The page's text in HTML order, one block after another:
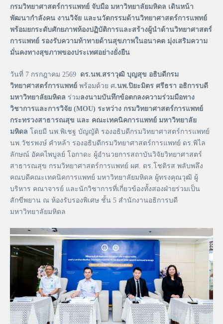
กรมวิทยาศาสตร์การแพทย์ จับมือ มหาวิทยาลัยมหิดล เดินหน้า
พัฒนากำลังคน งานวิจัย และนวัตกรรมด้านวิทยาศาสตร์การแพทย์
พร้อมยกระดับศักยภาพห้องปฏิบัติการและสร้างผู้นำด้านวิทยาศาสตร์
การแพทย์ รองรับความท้าทายด้านสุขภาพในอนาคต มุ่งเสริมความ
มั่นคงทางสุขภาพของประเทศอย่างยั่งยืน
วันที่ 7 กรกฎาคม 2569 ดร.นพ.สราวุฒิ บุญสุข อธิบดีกรม
วิทยาศาสตร์การแพทย์ พร้อมด้วย ศ.นพ.ปิยะมิตร ศรีธรา อธิการบดี
มหาวิทยาลัยมหิดล ร่วมลงนามบันทึกข้อตกลงความร่วมมือทาง
วิชาการและการวิจัย (MOU) ระหว่าง กรมวิทยาศาสตร์การแพทย์
กระทรวงสาธารณสุข และ คณะเทคนิคการแพทย์ มหาวิทยาลัย
มหิดล โดยมี นพ.พิเชฐ บัญญัติ รองอธิบดีกรมวิทยาศาสตร์การแพทย์
นพ.วัชรพงษ์ คำหล้า รองอธิบดีกรมวิทยาศาสตร์การแพทย์ ดร.พิไล
ลักษณ์ อัคคไพบูลย์ โอกาดะ ผู้อำนวยการสถาบันวิจัยวิทยาศาสตร์
สาธารณสุข กรมวิทยาศาสตร์การแพทย์ ผศ. ดร.โชติรส พลับพลึง
คณบดีคณะเทคนิคการแพทย์ มหาวิทยาลัยมหิดล ผู้ทรงคุณวุฒิ ผู้
บริหาร คณาจารย์ และนักวิชาการที่เกี่ยวข้องทั้งสองฝ่ายร่วมเป็น
สักขีพยาน ณ ห้องรับรองพิเศษ ชั้น 5 สำนักงานอธิการบดี
มหาวิทยาลัยมหิดล